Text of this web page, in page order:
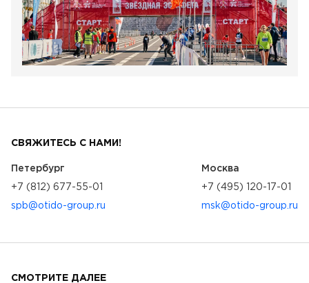
СВЯЖИТЕСЬ С НАМИ!
Петербург
+7 (812) 677-55-01
spb@otido-group.ru
Москва
+7 (495) 120-17-01
msk@otido-group.ru
СМОТРИТЕ ДАЛЕЕ